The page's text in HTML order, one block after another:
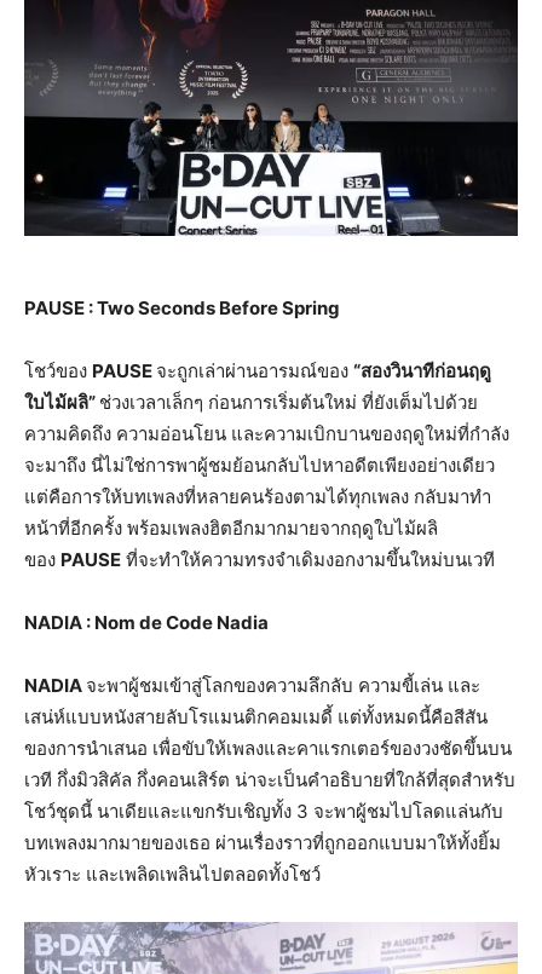
PAUSE : Two Seconds Before Spring
โชว์ของ PAUSE จะถูกเล่าผ่านอารมณ์ของ “สองวินาทีก่อนฤดู
ใบไม้ผลิ” ช่วงเวลาเล็กๆ ก่อนการเริ่มต้นใหม่ ที่ยังเต็มไปด้วย
ความคิดถึง ความอ่อนโยน และความเบิกบานของฤดูใหม่ที่กำลัง
จะมาถึง นี่ไม่ใช่การพาผู้ชมย้อนกลับไปหาอดีตเพียงอย่างเดียว
แต่คือการให้บทเพลงที่หลายคนร้องตามได้ทุกเพลง กลับมาทำ
หน้าที่อีกครั้ง พร้อมเพลงฮิตอีกมากมายจากฤดูใบไม้ผลิ
ของ PAUSE ที่จะทำให้ความทรงจำเดิมงอกงามขึ้นใหม่บนเวที
NADIA : Nom de Code Nadia
NADIA จะพาผู้ชมเข้าสู่โลกของความลึกลับ ความขี้เล่น และ
เสน่ห์แบบหนังสายลับโรแมนติกคอมเมดี้ แต่ทั้งหมดนี้คือสีสัน
ของการนำเสนอ เพื่อขับให้เพลงและคาแรกเตอร์ของวงชัดขึ้นบน
เวที กึ่งมิวสิคัล กึ่งคอนเสิร์ต น่าจะเป็นคำอธิบายที่ใกล้ที่สุดสำหรับ
โชว์ชุดนี้ นาเดียและแขกรับเชิญทั้ง 3 จะพาผู้ชมไปโลดแล่นกับ
บทเพลงมากมายของเธอ ผ่านเรื่องราวที่ถูกออกแบบมาให้ทั้งยิ้ม
หัวเราะ และเพลิดเพลินไปตลอดทั้งโชว์